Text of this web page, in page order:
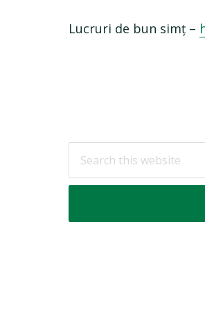
Lucruri de bun simț –
Footer
website